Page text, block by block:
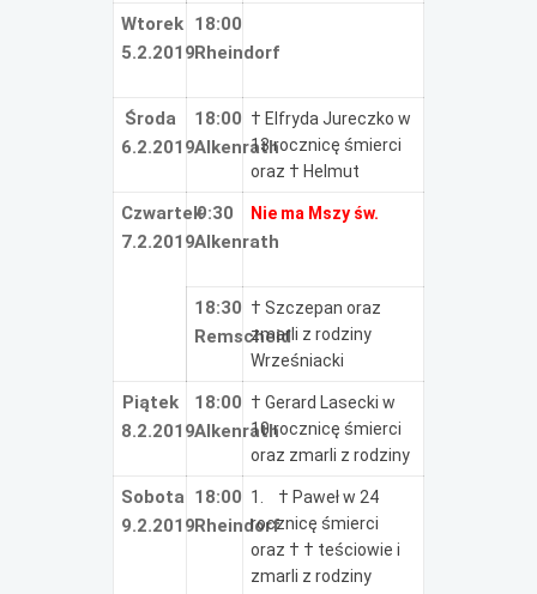
Wtorek
5.2.2019
18:00
Rheindorf
Środa
6.2.2019
18:00
Alkenrath
† Elfryda Jureczko w
13 rocznicę śmierci
oraz † Helmut
Czwartek
7.2.2019
9:30
Alkenrath
Nie ma Mszy św.
18:30
Remscheid
† Szczepan oraz
zmarli z rodziny
Wrześniacki
Piątek
8.2.2019
18:00
Alkenrath
† Gerard Lasecki w
10 rocznicę śmierci
oraz zmarli z rodziny
Sobota
9.2.2019
18:00
Rheindorf
1. † Paweł w 24
rocznicę śmierci
oraz † † teściowie i
zmarli z rodziny